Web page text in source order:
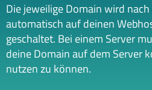
Die jeweilige Domain wird
automatisch auf deinen
geschaltet. Bei einem Server
deine Domain auf dem Server
nutzen zu können.